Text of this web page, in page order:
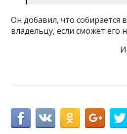
Он добавил, что собирается
владельцу, если сможет его